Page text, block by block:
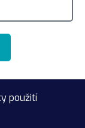
použití